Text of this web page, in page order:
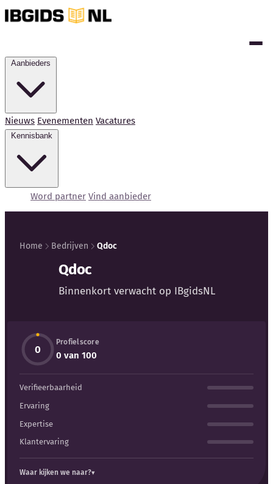
Nieuws Evenementen Vacatures
Word partner Vind aanbieder
Externe bronnen
Woordenboek
Auteurs
Home Bedrijven Qdoc
Qdoc
Binnenkort verwacht op IBgidsNL
0
Profielscore
0 van 100
Verifieerbaarheid
Ervaring
Expertise
Klantervaring
Waar kijken we naar?